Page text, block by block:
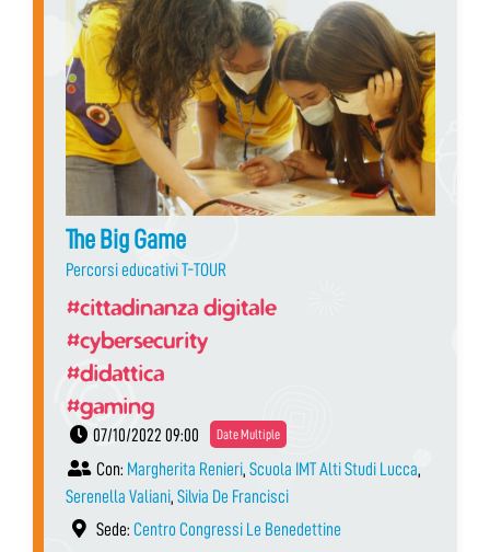
The Big Game
Percorsi educativi T-TOUR
#cittadinanza digitale
#cybersecurity
#didattica
#gaming
07/10/2022 09:00 Date Multiple
Con: Margherita Renieri, Scuola IMT Alti Studi Lucca,
Serenella Valiani, Silvia De Francisci
Sede: Centro Congressi Le Benedettine